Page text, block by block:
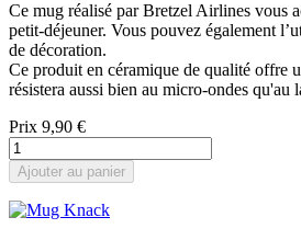
Ce mug réalisé par Bretzel Airlines vous
petit-déjeuner. Vous pouvez également
de décoration.
Ce produit en céramique de qualité offre
résistera aussi bien au micro-ondes qu'au
Prix 9,90 €
Ajouter au panier